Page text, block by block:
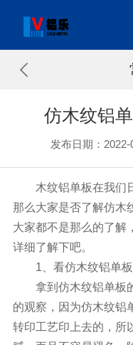
仿木纹铝
发布日期：
木纹铝单板在我们日
那么大家是否了解仿木
大家都不是那么的了解
详细了解下吧。
1、看仿木纹铝单板
拿到仿木纹铝单板的
的观察，因为仿木纹铝
转印工艺印上去的，所